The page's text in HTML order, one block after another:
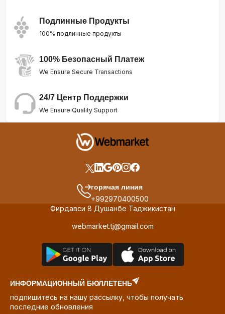
Подлинные Продукты
100% подлинные продукты
100% Безопасный Платеж
We Ensure Secure Transactions
24/7 Центр Поддержки
We Ensure Quality Support
горячая линия
+992970400500
Фирдавси 8 Душанбе Таджикистан
webmarket.tj@gmail.com
ИНФОРМАЦИОННЫЙ БЮЛЛЕТЕНЬ
подпишитесь на нашу рассылку, чтобы получать
последние обновления